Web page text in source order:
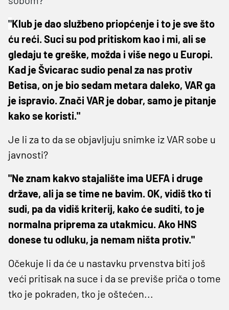
"Klub je dao službeno priopćenje i to je sve što
ću reći. Suci su pod pritiskom kao i mi, ali se
gledaju te greške, možda i više nego u Europi.
Kad je Švicarac sudio penal za nas protiv
Betisa, on je bio sedam metara daleko, VAR ga
je ispravio. Znači VAR je dobar, samo je pitanje
kako se koristi."
Je li za to da se objavljuju snimke iz VAR sobe u
javnosti?
"Ne znam kakvo stajalište ima UEFA i druge
države, ali ja se time ne bavim. OK, vidiš tko ti
sudi, pa da vidiš kriterij, kako će suditi, to je
normalna priprema za utakmicu. Ako HNS
donese tu odluku, ja nemam ništa protiv."
Očekuje li da će u nastavku prvenstva biti još
veći pritisak na suce i da se previše priča o tome
tko je pokraden, tko je oštećen...